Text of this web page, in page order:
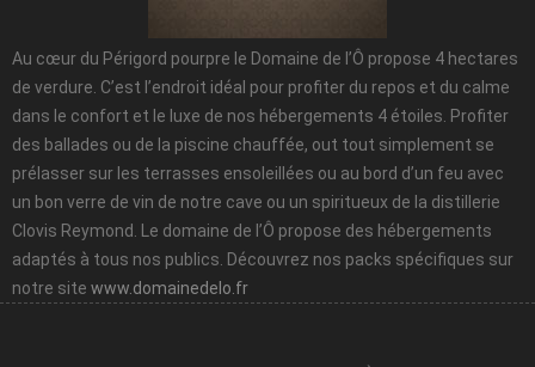
Au cœur du Périgord pourpre le Domaine de l’Ô propose 4 hectares
de verdure. C’est l’endroit idéal pour profiter du repos et du calme
dans le confort et le luxe de nos hébergements 4 étoiles. Profiter
des ballades ou de la piscine chauffée, out tout simplement se
prélasser sur les terrasses ensoleillées ou au bord d’un feu avec
un bon verre de vin de notre cave ou un spiritueux de la distillerie
Clovis Reymond. Le domaine de l’Ô propose des hébergements
adaptés à tous nos publics. Découvrez nos packs spécifiques sur
notre site www.domainedelo.fr